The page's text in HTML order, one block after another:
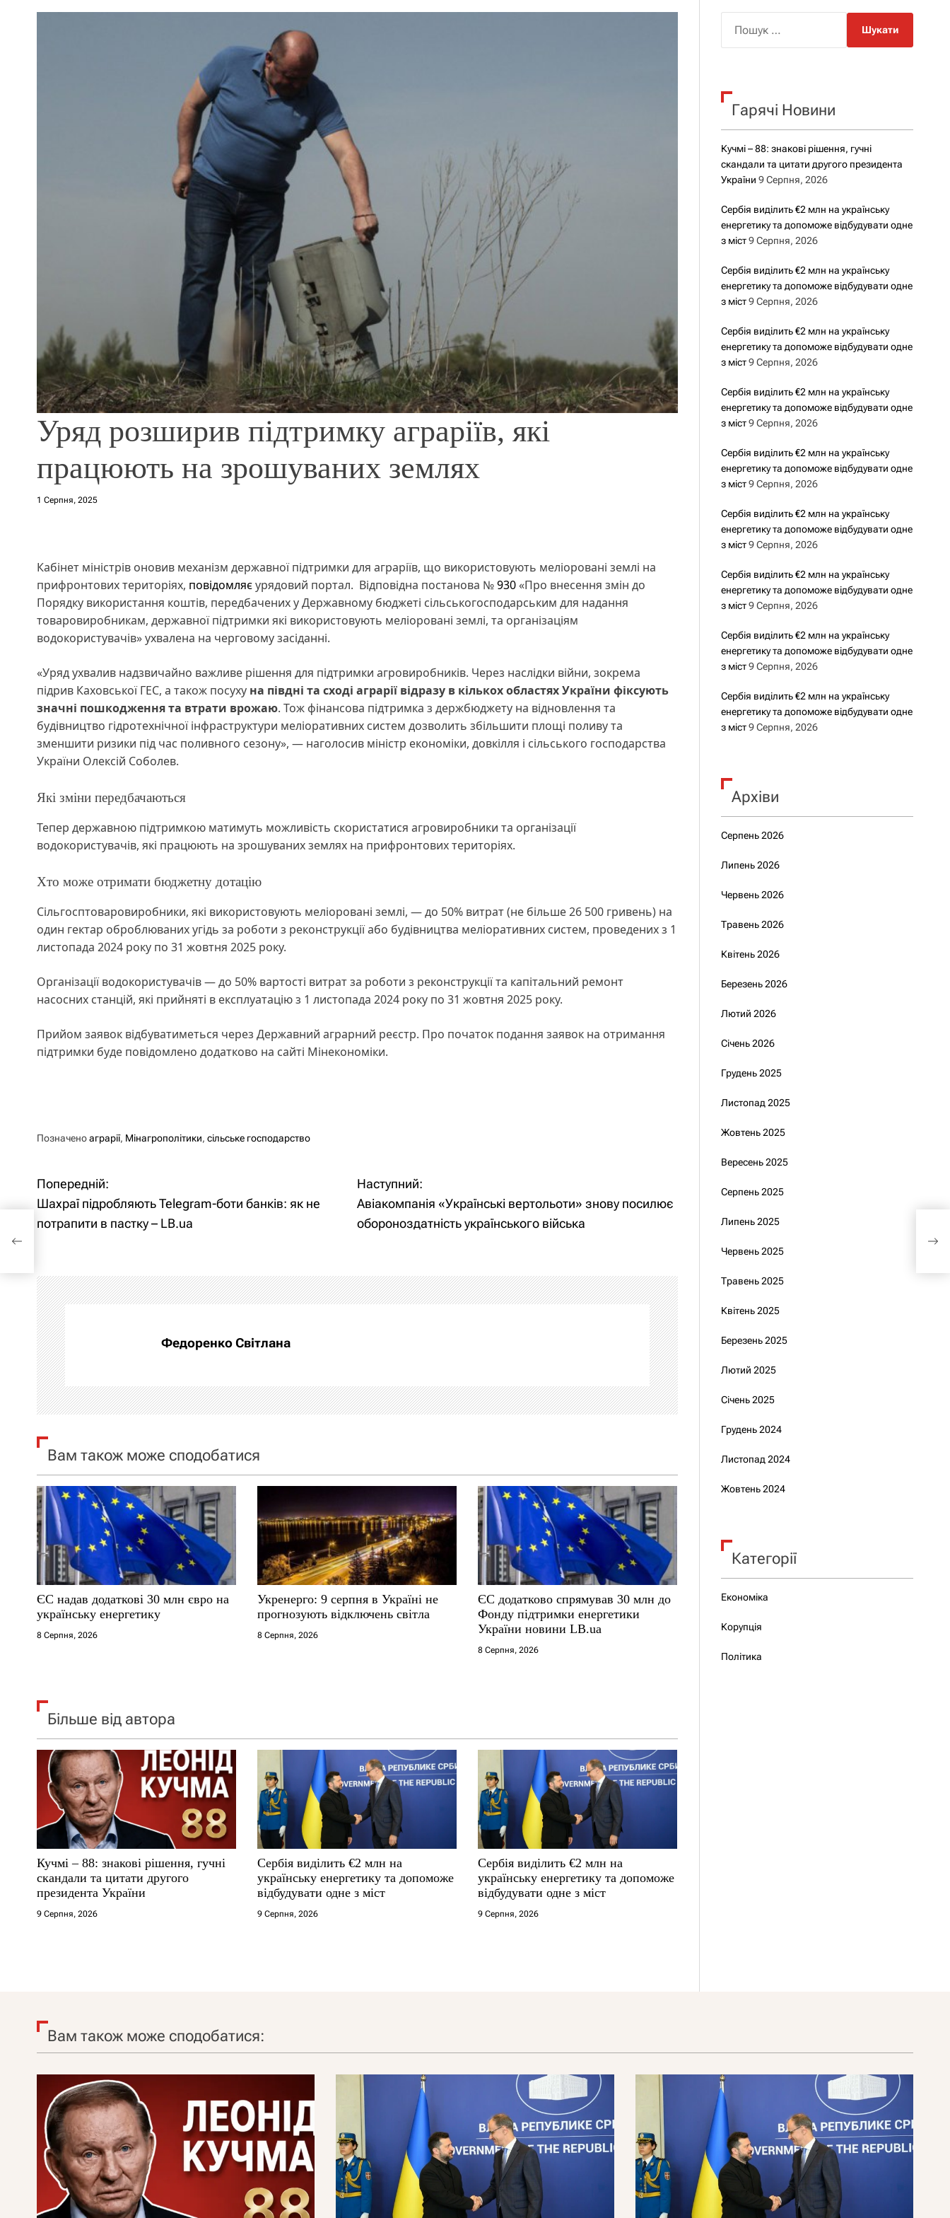
р
о
у
Уряд розширив підтримку аграріїв, які
працюють на зрошуваних землях
1 Серпня, 2025
Кабінет міністрів оновив механізм державної підтримки для аграріїв, що використовують меліоровані землі на
прифронтових територіях, повідомляєурядовий портал. Відповідна постанова №930«Про внесення змін до
Порядку використання коштів, передбачених у Державному бюджеті сільськогосподарським для надання
товаровиробникам, державної підтримки які використовують меліоровані землі, та організаціям
водокористувачів» ухвалена на черговому засіданні.
«Уряд ухвалив надзвичайно важливе рішення для підтримки агровиробників. Через наслідки війни, зокрема
підрив Каховської ГЕС, а також посуху на півдні та сході аграрії відразу в кількох областях України фіксують
значні пошкодження та втрати врожаю. Тож фінансова підтримка з держбюджету на відновлення та
будівництво гідротехнічної інфраструктури меліоративних систем дозволить збільшити площі поливу та
зменшити ризики під час поливного сезону», — наголосив міністр економіки, довкілля і сільського господарства
України Олексій Соболев.
Які зміни передбачаються
Тепер державною підтримкою матимуть можливість скористатися агровиробники та організації
водокористувачів, які працюють на зрошуваних землях на прифронтових територіях.
Хто може отримати бюджетну дотацію
Сільгосптоваровиробники, які використовують меліоровані землі, — до 50% витрат (не більше 26 500 гривень) на
один гектар оброблюваних угідь за роботи з реконструкції або будівництва меліоративних систем, проведених з 1
листопада 2024 року по 31 жовтня 2025 року.
Організації водокористувачів — до 50% вартості витрат за роботи з реконструкції та капітальний ремонт
насосних станцій, які прийняті в експлуатацію з 1 листопада 2024 року по 31 жовтня 2025 року.
Прийом заявок відбуватиметься через Державний аграрний реєстр. Про початок подання заявок на отримання
підтримки буде повідомлено додатково на сайті Мінекономіки.
Позначеноаграрії, Мінагрополітики, сільське господарство
Н
а
і
г
а
ц
і
я
а
п
и
с
і
в
Попередній:
Шахраї підробляють Telegram-боти банків: як не
потрапити в пастку – LB.ua
Наступний:
Авіакомпанія «Українські вертольоти» знову посилює
обороноздатність українського війська
Федоренко Світлана
Вам також може сподобатися
ЄС надав додаткові 30 млн євро на
українську енергетику
8 Серпня, 2026
Укренерго: 9 серпня в Україні не
прогнозують відключень світла
8 Серпня, 2026
ЄС додатково спрямував 30 млн до
Фонду підтримки енергетики
України новини LB.ua
8 Серпня, 2026
Більше від автора
Кучмі – 88: знакові рішення, гучні
скандали та цитати другого
президента України
9 Серпня, 2026
Сербія виділить €2 млн на
українську енергетику та допоможе
відбудувати одне з міст
9 Серпня, 2026
Сербія виділить €2 млн на
українську енергетику та допоможе
відбудувати одне з міст
9 Серпня, 2026
к
Гарячі Новини
Кучмі – 88: знакові рішення, гучні
скандали та цитати другого президента
України 9 Серпня, 2026
Сербія виділить €2 млн на українську
енергетику та допоможе відбудувати одне
з міст 9 Серпня, 2026
Сербія виділить €2 млн на українську
енергетику та допоможе відбудувати одне
з міст 9 Серпня, 2026
Сербія виділить €2 млн на українську
енергетику та допоможе відбудувати одне
з міст 9 Серпня, 2026
Сербія виділить €2 млн на українську
енергетику та допоможе відбудувати одне
з міст 9 Серпня, 2026
Сербія виділить €2 млн на українську
енергетику та допоможе відбудувати одне
з міст 9 Серпня, 2026
Сербія виділить €2 млн на українську
енергетику та допоможе відбудувати одне
з міст 9 Серпня, 2026
Сербія виділить €2 млн на українську
енергетику та допоможе відбудувати одне
з міст 9 Серпня, 2026
Сербія виділить €2 млн на українську
енергетику та допоможе відбудувати одне
з міст 9 Серпня, 2026
Сербія виділить €2 млн на українську
енергетику та допоможе відбудувати одне
з міст 9 Серпня, 2026
Архіви
Серпень 2026
Липень 2026
Червень 2026
Травень 2026
Квітень 2026
Березень 2026
Лютий 2026
Січень 2026
Грудень 2025
Листопад 2025
Жовтень 2025
Вересень 2025
Серпень 2025
Липень 2025
Червень 2025
Травень 2025
Квітень 2025
Березень 2025
Лютий 2025
Січень 2025
Грудень 2024
Листопад 2024
Жовтень 2024
Категорії
Економіка
Корупція
Політика
–
Вам також може сподобатися: